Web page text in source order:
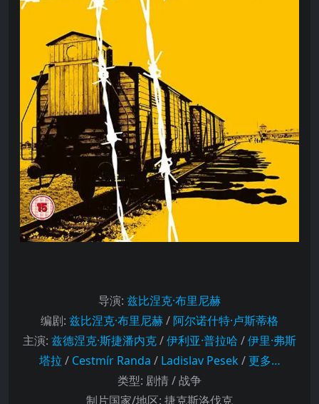
导演: 兹比涅克·布里尼赫
编剧: 兹比涅克·布里尼赫/ 阿尔诺什特·卢斯蒂格
主演: 兹德涅克·斯捷潘内克/伊利亚·普拉哈 /伊里·弗斯
塔拉 / Cestmír Randa / Ladislav Pesek/更多…
类型: 剧情 / 战争
制片国家/地区: 捷克斯洛伐克